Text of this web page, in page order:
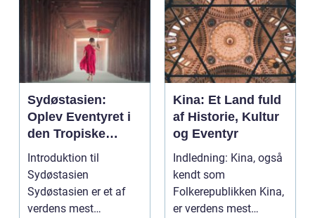
Sydøstasien:
Oplev Eventyret i
den Tropiske
Paradis
Introduktion til
Sydøstasien
Sydøstasien er et af
verdens mest
Kina: Et Land fuld
af Historie, Kultur
og Eventyr
Indledning: Kina, også
kendt som
Folkerepublikken Kina,
er verdens mest